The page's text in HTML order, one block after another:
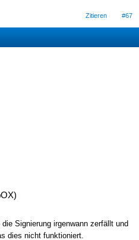
Zitieren #67
Signierung irgenwann zerfällt und
dies nicht funktioniert.